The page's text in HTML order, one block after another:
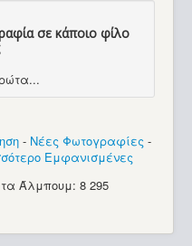
σε κάποιο φίλο
- Νέες Φωτογραφίες -
Εμφανισμένες
Άλμπουμ: 8 295